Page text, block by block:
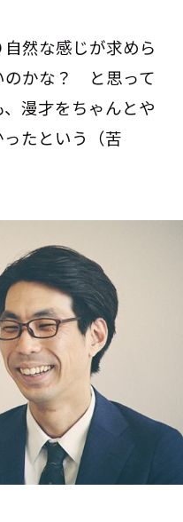
然な感じが求めら
のかな？ と思って
漫才をちゃんとや
たという（苦